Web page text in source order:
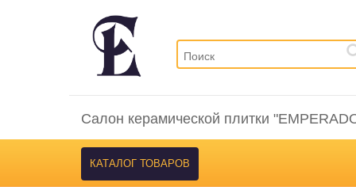
Салон керамической плитки
КАТАЛОГ ТОВАРОВ